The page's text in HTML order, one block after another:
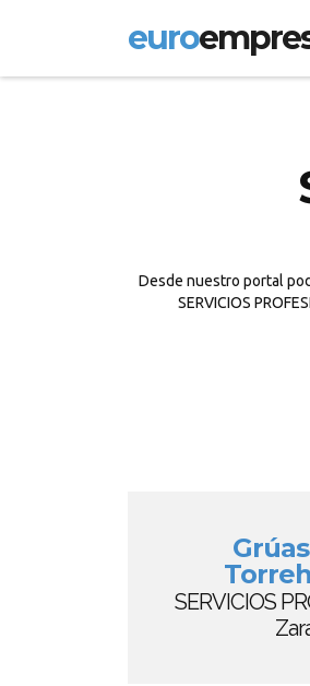
euro
Desde nuestro portal
SERVICIOS
SERVICIOS